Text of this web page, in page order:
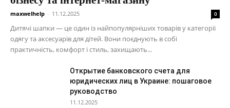
maxwelhelp - 11.12.2025 0
Дитячі шапки — це один із найпопулярніших товарів у категорії
одягу та аксесуарів для дітей. Вони поєднують в собі
практичність, комфорт і стиль, захищають...
Открытие банковского счета для
юридических лиц в Украине: пошаговое
руководство
11.12.2025